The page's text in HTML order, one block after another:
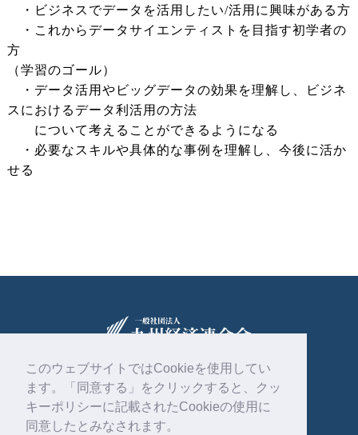
このウェブサイトではCookieを使用してい
ます。「同意する」をクリックすると、クッ
キーポリシーに記載されたCookieの使用に
同意したとみなされます。
・ビジネスでデータを活用したい/活用に興味がある方
・これからデータサイエンティストを目指す初学者の
方
（学習のゴール）
・データ活用やビッグデータの効果を理解し、ビジネ
スにおけるデータ利活用の方法
について考えることができるようになる
・必要なスキルや具体的な事例を理解し、今後に活か
せる
〒810-0004
福岡市中央区渡辺通2丁目1番82号